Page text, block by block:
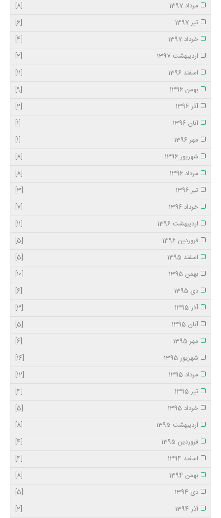
مرداد 1397
[8]
تیر 1397
[6]
خرداد 1397
[4]
اردیبهشت 1397
[2]
اسفند 1396
[11]
بهمن 1396
[9]
آذر 1396
[2]
آبان 1396
[1]
مهر 1396
[1]
شهریور 1396
[8]
مرداد 1396
[8]
تیر 1396
[3]
خرداد 1396
[7]
اردیبهشت 1396
[11]
فروردین 1396
[5]
اسفند 1395
[5]
بهمن 1395
[10]
دی 1395
[6]
آذر 1395
[3]
آبان 1395
[5]
مهر 1395
[6]
شهریور 1395
[16]
مرداد 1395
[12]
تیر 1395
[4]
خرداد 1395
[5]
اردیبهشت 1395
[8]
فروردین 1395
[4]
اسفند 1394
[4]
بهمن 1394
[8]
دی 1394
[5]
آذر 1394
[2]